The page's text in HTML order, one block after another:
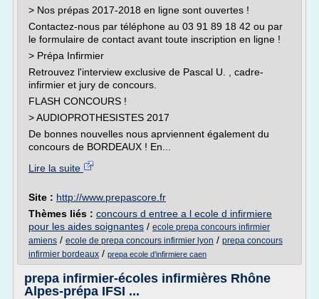
> Nos prépas 2017-2018 en ligne sont ouvertes !
Contactez-nous par téléphone au 03 91 89 18 42 ou par
le formulaire de contact avant toute inscription en ligne !
> Prépa Infirmier
Retrouvez l'interview exclusive de Pascal U. , cadre-
infirmier et jury de concours.
FLASH CONCOURS !
> AUDIOPROTHESISTES 2017
De bonnes nouvelles nous aprviennent également du
concours de BORDEAUX ! En...
Lire la suite
Site : http://www.prepascore.fr
Thèmes liés : concours d entree a l ecole d infirmiere
pour les aides soignantes / ecole prepa concours infirmier
amiens / ecole de prepa concours infirmier lyon / prepa concours
infirmier bordeaux / prepa ecole d'infirmiere caen
prepa infirmier-écoles infirmières Rhône
Alpes-prépa IFSI ...